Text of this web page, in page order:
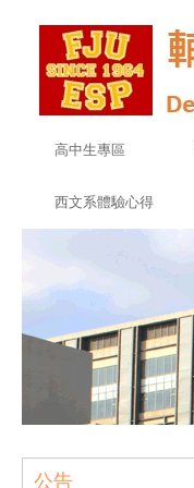
高中生專區
西文系體驗心得
公告